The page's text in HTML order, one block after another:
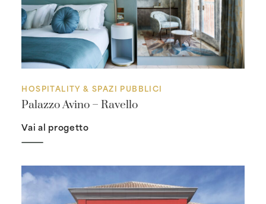
HOSPITALITY & SPAZI PUBBLICI
Palazzo Avino – Ravello
Vai al progetto